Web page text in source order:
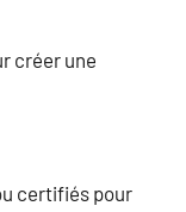
créer une
certifiés pour